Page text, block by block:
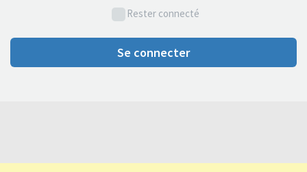
Rester connecté
Se connecter